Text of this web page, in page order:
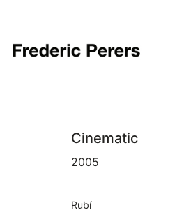
Cinematic
2005
Rubí